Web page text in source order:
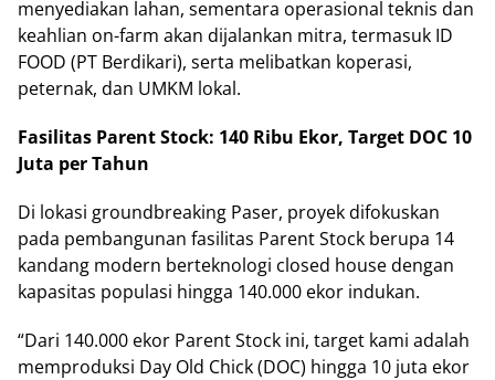
menyediakan lahan, sementara operasional teknis dan
keahlian on-farm akan dijalankan mitra, termasuk ID
FOOD (PT Berdikari), serta melibatkan koperasi,
peternak, dan UMKM lokal.
Fasilitas Parent Stock: 140 Ribu Ekor, Target DOC 10
Juta per Tahun
Di lokasi groundbreaking Paser, proyek difokuskan
pada pembangunan fasilitas Parent Stock berupa 14
kandang modern berteknologi closed house dengan
kapasitas populasi hingga 140.000 ekor indukan.
“Dari 140.000 ekor Parent Stock ini, target kami adalah
memproduksi Day Old Chick (DOC) hingga 10 juta ekor